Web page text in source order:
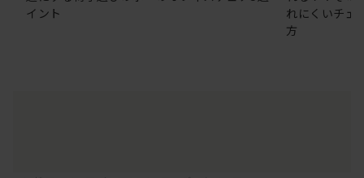
イント
れにくいチェ
方